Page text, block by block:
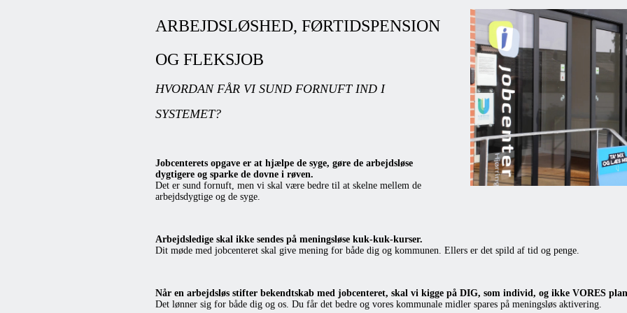
ARBEJDSLØSHED, FØRTIDSPENSION
OG FLEKSJOB
HVORDAN FÅR VI SUND FORNUFT IND I
SYSTEMET?
Jobcenterets opgave er at hjælpe de syge, gøre de arbejdsløse
dygtigere og sparke de dovne i røven.
Det er sund fornuft, men vi skal være bedre til at skelne mellem de
arbejdsdygtige og de syge.
Arbejdsledige skal ikke sendes på meningsløse kuk-kuk-kurser.
Dit møde med jobcenteret skal give mening for både dig og kommunen. Ellers er det spild af tid og penge.
Når en arbejdsløs stifter bekendtskab med jobcenteret, skal vi kigge på DIG, som individ, og ikke VORES
Det lønner sig for både dig og os. Du får det bedre og vores kommunale midler spares på meningsløs aktivering.